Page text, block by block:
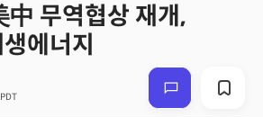
中 무역협상 재개,
에너지